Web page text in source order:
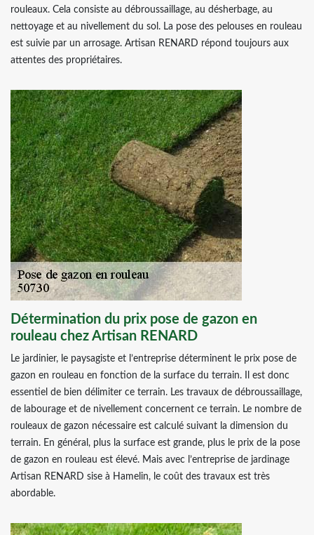
rouleaux. Cela consiste au débroussaillage, au désherbage, au
nettoyage et au nivellement du sol. La pose des pelouses en rouleau
est suivie par un arrosage. Artisan RENARD répond toujours aux
attentes des propriétaires.
Détermination du prix pose de gazon en
rouleau chez Artisan RENARD
Le jardinier, le paysagiste et l’entreprise déterminent le prix pose de
gazon en rouleau en fonction de la surface du terrain. Il est donc
essentiel de bien délimiter ce terrain. Les travaux de débroussaillage,
de labourage et de nivellement concernent ce terrain. Le nombre de
rouleaux de gazon nécessaire est calculé suivant la dimension du
terrain. En général, plus la surface est grande, plus le prix de la pose
de gazon en rouleau est élevé. Mais avec l’entreprise de jardinage
Artisan RENARD sise à Hamelin, le coût des travaux est très
abordable.